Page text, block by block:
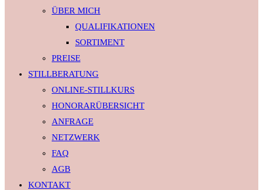
ÜBER MICH
QUALIFIKATIONEN
SORTIMENT
PREISE
STILLBERATUNG
ONLINE-STILLKURS
HONORARÜBERSICHT
ANFRAGE
NETZWERK
FAQ
AGB
KONTAKT